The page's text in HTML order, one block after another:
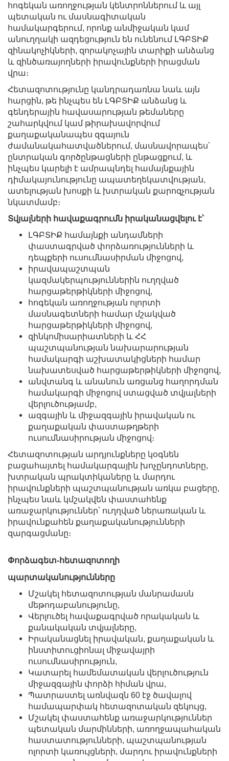
հոգեկան առողջության կենտրոններում և այլ
պետական ու մասնագիտական
համակարգերում, որոնք անմիջական կամ
անուղղակի ազդեցություն են ունենում ԼԳԲՏԻՔ
զինակոչիկների, զորակոչային տարիքի անձանց
և զինծառայողների իրավունքների իրացման
վրա։
Հետազոտությունը կանդրադառնա նաև այն
հարցին, թե ինչպես են ԼԳԲՏԻՔ անձանց և
գենդերային հավասարության թեմաները
շահարկվում կամ թիրախավորվում
քաղաքականապես զգայուն
ժամանակահատվածներում, մասնավորապես՝
ընտրական գործընթացների ընթացքում, և
ինչպես կարելի է ամրապնդել համայնքային
դիմակայունությունը ապատեղեկատվության,
ատելության խոսքի և խտրական քարոզչության
նկատմամբ։
Տվյալների հավաքագրումն իրականացվելու է՝
ԼԳԲՏԻՔ համայնքի անդամների
փաստագրված փորձառությունների և
դեպքերի ուսումնասիրման միջոցով,
իրավապաշտպան
կազմակերպություններին ուղղված
հարցաթերթիկների միջոցով,
հոգեկան առողջության ոլորտի
մասնագետների համար մշակված
հարցաթերթիկների միջոցով,
զինկոմիսարիատների և ՀՀ
պաշտպանության նախարարության
համակարգի աշխատակիցների համար
նախատեսված հարցաթերթիկների միջոցով,
անվտանգ և անանուն առցանց հաղորդման
համակարգի միջոցով ստացված տվյալների
վերլուծությամբ,
ազգային և միջազգային իրավական ու
քաղաքական փաստաթղթերի
ուսումնասիրության միջոցով։
Հետազոտության արդյունքները կօգնեն
բացահայտել համակարգային խոչընդոտները,
խտրական պրակտիկաները և մարդու
իրավունքների պաշտպանության առկա բացերը,
ինչպես նաև կմշակվեն փաստահենք
առաջարկություններ՝ ուղղված ներառական և
իրավունքահեն քաղաքականությունների
զարգացմանը։
Փորձագետ-հետազոտողի
պարտականությունները
Մշակել հետազոտության մանրամասն
մեթոդաբանությունը,
Վերլուծել հավաքագրված որակական և
քանակական տվյալները,
Իրականացնել իրավական, քաղաքական և
ինստիտուցիոնալ միջավայրի
ուսումնասիրություն,
Կատարել համեմատական վերլուծություն
միջազգային փորձի հիման վրա,
Պատրաստել առնվազն 60 էջ ծավալով
համապարփակ հետազոտական զեկույց,
Մշակել փաստահենք առաջարկություններ
պետական մարմինների, առողջապահական
հաստատությունների, պաշտպանության
ոլորտի կառույցների, մարդու իրավունքների